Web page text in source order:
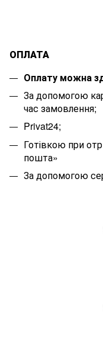
ОПЛАТА
Оплату можна
За допомогою
час замовлення;
Privat24;
Готівкою при
пошта»
За допомогою